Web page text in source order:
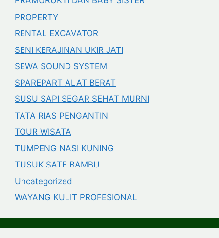
PROPERTY
RENTAL EXCAVATOR
SENI KERAJINAN UKIR JATI
SEWA SOUND SYSTEM
SPAREPART ALAT BERAT
SUSU SAPI SEGAR SEHAT MURNI
TATA RIAS PENGANTIN
TOUR WISATA
TUMPENG NASI KUNING
TUSUK SATE BAMBU
Uncategorized
WAYANG KULIT PROFESIONAL